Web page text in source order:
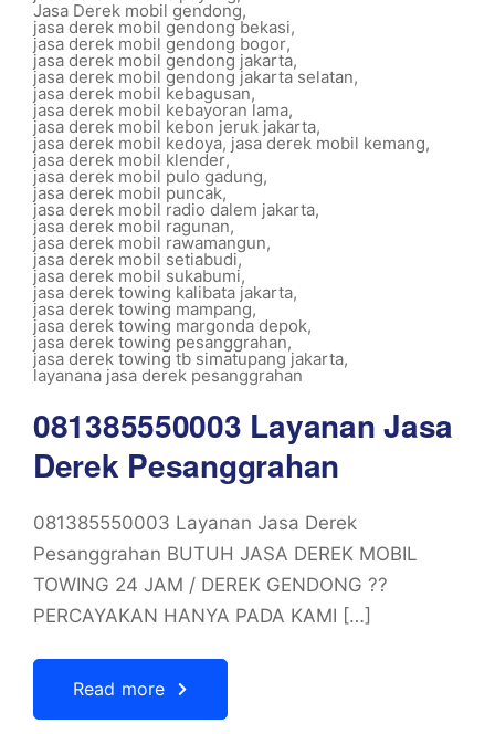
Jasa Derek mobil gendong,
jasa derek mobil gendong bekasi,
jasa derek mobil gendong bogor,
jasa derek mobil gendong jakarta,
jasa derek mobil gendong jakarta selatan,
jasa derek mobil kebagusan,
jasa derek mobil kebayoran lama,
jasa derek mobil kebon jeruk jakarta,
jasa derek mobil kedoya, jasa derek mobil kemang,
jasa derek mobil klender,
jasa derek mobil pulo gadung,
jasa derek mobil puncak,
jasa derek mobil radio dalem jakarta,
jasa derek mobil ragunan,
jasa derek mobil rawamangun,
jasa derek mobil setiabudi,
jasa derek mobil sukabumi,
jasa derek towing kalibata jakarta,
jasa derek towing mampang,
jasa derek towing margonda depok,
jasa derek towing pesanggrahan,
jasa derek towing tb simatupang jakarta,
layanana jasa derek pesanggrahan
081385550003 Layanan Jasa
Derek Pesanggrahan
081385550003 Layanan Jasa Derek
Pesanggrahan BUTUH JASA DEREK MOBIL
TOWING 24 JAM / DEREK GENDONG ??
PERCAYAKAN HANYA PADA KAMI […]
Read more